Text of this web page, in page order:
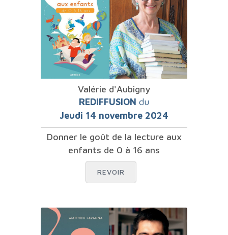
Valérie d'Aubigny
REDIFFUSION du
Jeudi 14 novembre 2024
Donner le goût de la lecture aux
enfants de 0 à 16 ans
REVOIR